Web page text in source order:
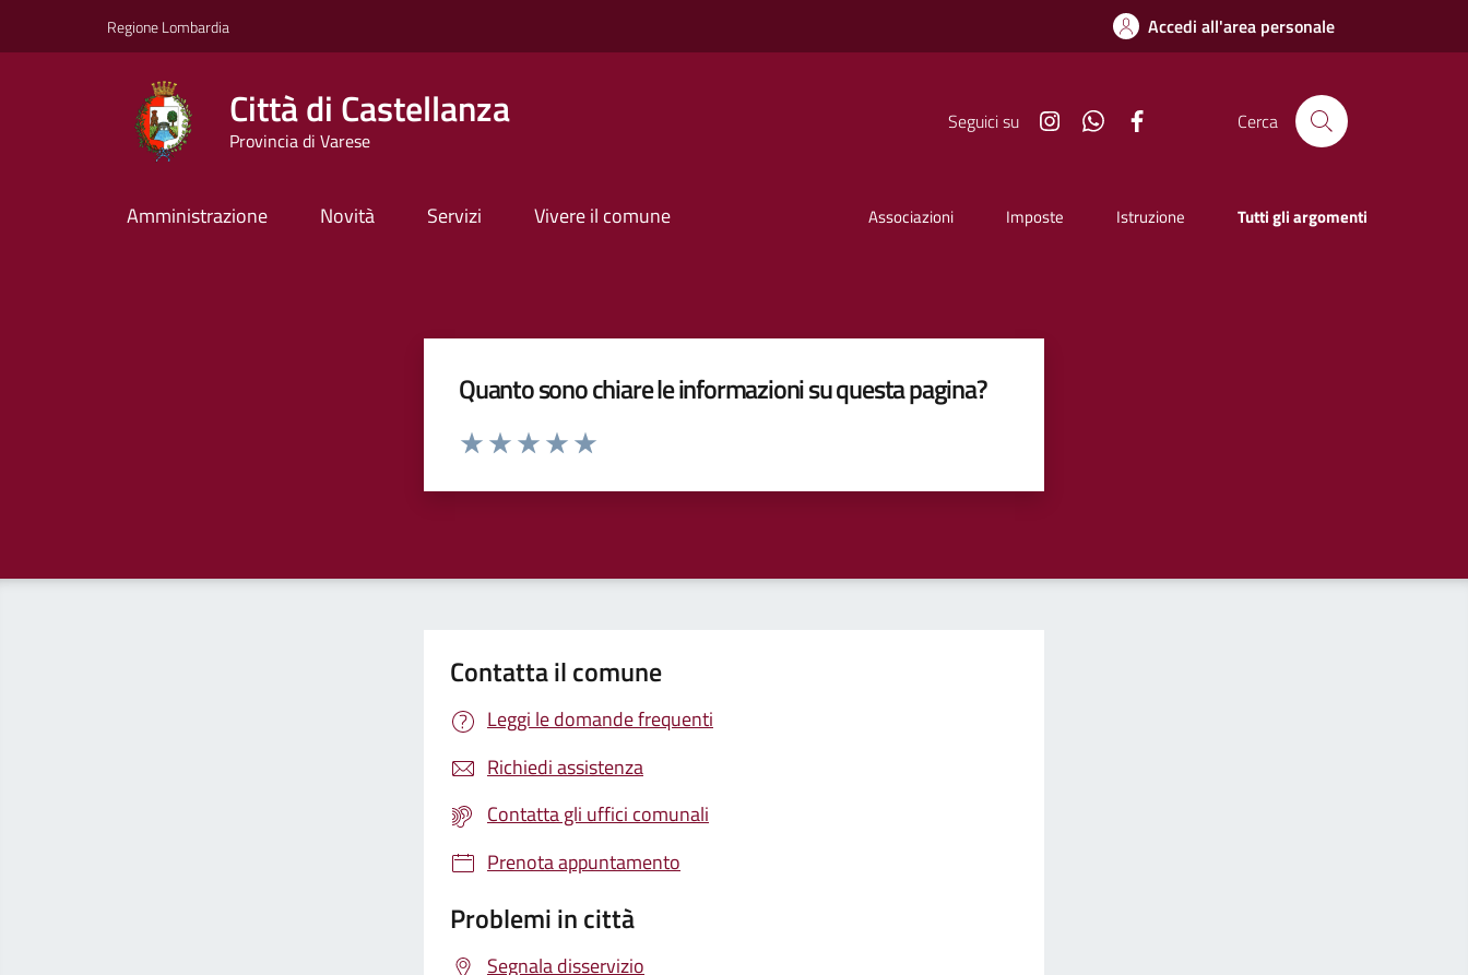
Regione Lombardia Accedi all'area personale
Città di Castellanza
Provincia di Varese
Seguici su InstagramWhatsapp Cerca
Amministrazione Novità Servizi Vivere il comune Associazioni Imposte Istruzione Tutti gli argomenti
Quanto sono chiare le informazioni su questa pagina?
Valuta da 1 a 5 stelle la pagina
Contatta il comune
Leggi le domande frequenti
Richiedi assistenza
Contatta gli uffici comunali
Prenota appuntamento
Problemi in città
Segnala disservizio